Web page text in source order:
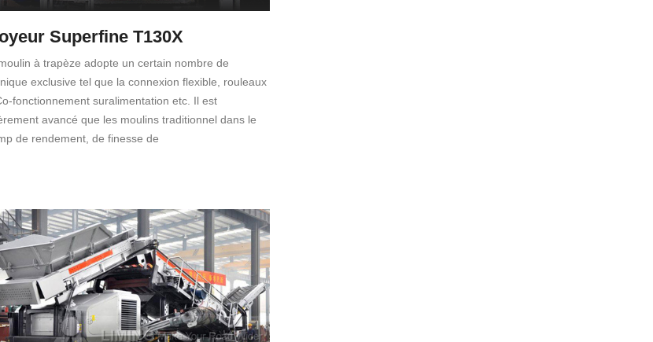
Superfine T130X
à trapèze adopte un certain nombre de
exclusive tel que la connexion flexible, rouleaux
fonctionnement suralimentation etc. Il est
avancé que les moulins traditionnel dans le
de rendement, de finesse de